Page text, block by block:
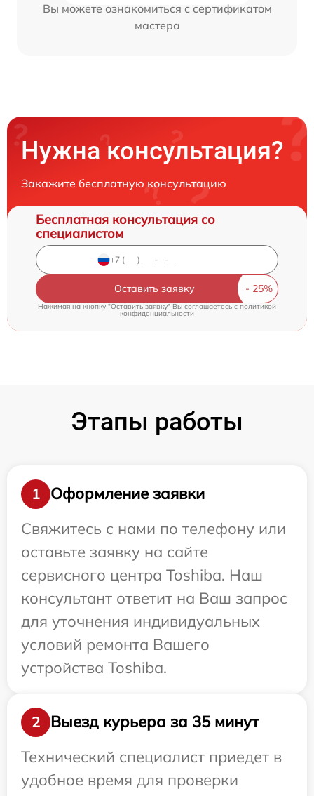
Вы можете ознакомиться с сертификатом
мастера
Нужна консультация?
Закажите бесплатную консультацию
Бесплатная консультация со
специалистом
Оставить заявку
Нажимая на кнопку "Оставить заявку" Вы соглашаетесь cполитикой
конфиденциальности
Этапы работы
1
Оформление заявки
Свяжитесь с нами по телефону или
оставьте заявку на сайте
сервисного центра Toshiba. Наш
консультант ответит на Ваш запрос
для уточнения индивидуальных
условий ремонта Вашего
устройства Toshiba.
2
Выезд курьера за 35 минут
Технический специалист приедет в
удобное время для проверки